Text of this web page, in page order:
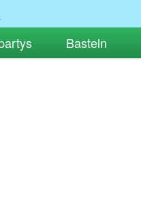
Basteln